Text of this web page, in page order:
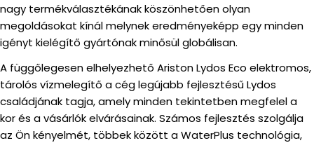
nagy termékválasztékának köszönhetően olyan
megoldásokat kínál melynek eredményeképp egy minden
igényt kielégítő gyártónak minősül globálisan.
A függőlegesen elhelyezhető Ariston Lydos Eco elektromos,
tárolós vízmelegítő a cég legújabb fejlesztésű Lydos
családjának tagja, amely minden tekintetben megfelel a
kor és a vásárlók elvárásainak. Számos fejlesztés szolgálja
az Ön kényelmét, többek között a WaterPlus technológia,